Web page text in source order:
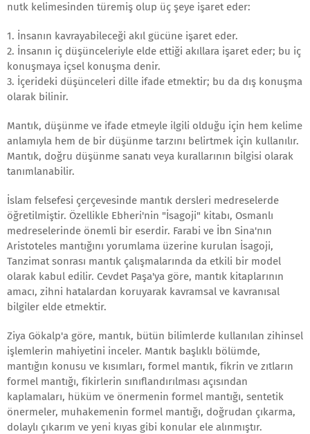
nutk kelimesinden türemiş olup üç şeye işaret eder:
1. İnsanın kavrayabileceği akıl gücüne işaret eder.
2. İnsanın iç düşünceleriyle elde ettiği akıllara işaret eder; bu iç
konuşmaya içsel konuşma denir.
3. İçerideki düşünceleri dille ifade etmektir; bu da dış konuşma
olarak bilinir.
Mantık, düşünme ve ifade etmeyle ilgili olduğu için hem kelime
anlamıyla hem de bir düşünme tarzını belirtmek için kullanılır.
Mantık, doğru düşünme sanatı veya kurallarının bilgisi olarak
tanımlanabilir.
İslam felsefesi çerçevesinde mantık dersleri medreselerde
öğretilmiştir. Özellikle Ebheri'nin "İsagoji" kitabı, Osmanlı
medreselerinde önemli bir eserdir. Farabi ve İbn Sina'nın
Aristoteles mantığını yorumlama üzerine kurulan İsagoji,
Tanzimat sonrası mantık çalışmalarında da etkili bir model
olarak kabul edilir. Cevdet Paşa'ya göre, mantık kitaplarının
amacı, zihni hatalardan koruyarak kavramsal ve kavranısal
bilgiler elde etmektir.
Ziya Gökalp'a göre, mantık, bütün bilimlerde kullanılan zihinsel
işlemlerin mahiyetini inceler. Mantık başlıklı bölümde,
mantığın konusu ve kısımları, formel mantık, fikrin ve zıtların
formel mantığı, fikirlerin sınıflandırılması açısından
kaplamaları, hüküm ve önermenin formel mantığı, sentetik
önermeler, muhakemenin formel mantığı, doğrudan çıkarma,
dolaylı çıkarım ve yeni kıyas gibi konular ele alınmıştır.